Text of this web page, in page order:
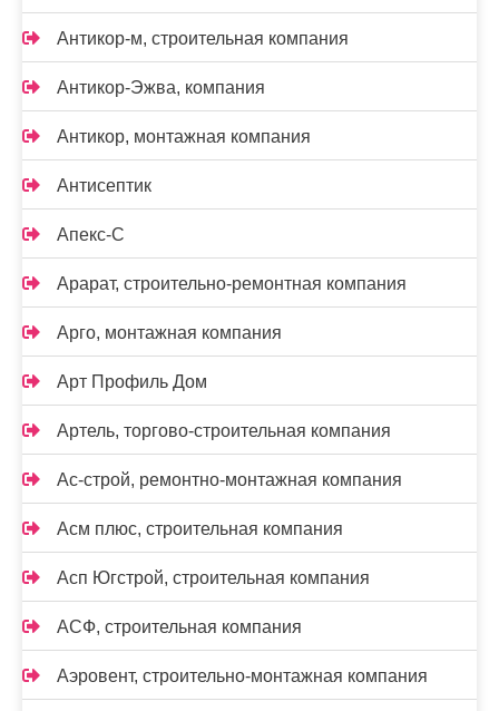
Антикор-м, строительная компания
Антикор-Эжва, компания
Антикор, монтажная компания
Антисептик
Апекс-С
Арарат, строительно-ремонтная компания
Арго, монтажная компания
Арт Профиль Дом
Артель, торгово-строительная компания
Ас-строй, ремонтно-монтажная компания
Асм плюс, строительная компания
Асп Югстрой, строительная компания
АСФ, строительная компания
Аэровент, строительно-монтажная компания